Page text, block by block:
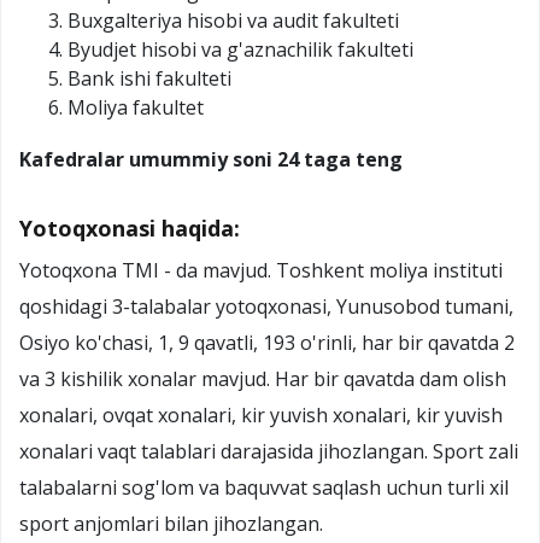
Buxgalteriya hisobi va audit fakulteti
Byudjet hisobi va g'aznachilik fakulteti
Bank ishi fakulteti
Moliya fakultet
Kafedralar umummiy soni 24 taga teng
Yotoqxonasi haqida:
Yotoqxona TMI - da mavjud. Toshkent moliya instituti
qoshidagi 3-talabalar yotoqxonasi, Yunusobod tumani,
Osiyo ko'chasi, 1, 9 qavatli, 193 o'rinli, har bir qavatda 2
va 3 kishilik xonalar mavjud. Har bir qavatda dam olish
xonalari, ovqat xonalari, kir yuvish xonalari, kir yuvish
xonalari vaqt talablari darajasida jihozlangan. Sport zali
talabalarni sog'lom va baquvvat saqlash uchun turli xil
sport anjomlari bilan jihozlangan.